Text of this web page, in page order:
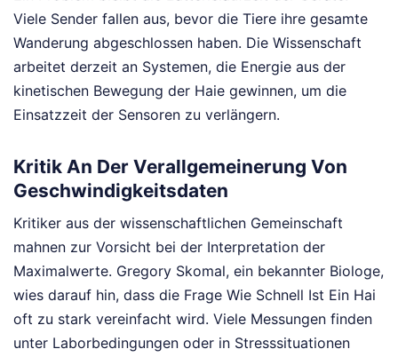
Viele Sender fallen aus, bevor die Tiere ihre gesamte
Wanderung abgeschlossen haben. Die Wissenschaft
arbeitet derzeit an Systemen, die Energie aus der
kinetischen Bewegung der Haie gewinnen, um die
Einsatzzeit der Sensoren zu verlängern.
Kritik An Der Verallgemeinerung Von
Geschwindigkeitsdaten
Kritiker aus der wissenschaftlichen Gemeinschaft
mahnen zur Vorsicht bei der Interpretation der
Maximalwerte. Gregory Skomal, ein bekannter Biologe,
wies darauf hin, dass die Frage Wie Schnell Ist Ein Hai
oft zu stark vereinfacht wird. Viele Messungen finden
unter Laborbedingungen oder in Stresssituationen